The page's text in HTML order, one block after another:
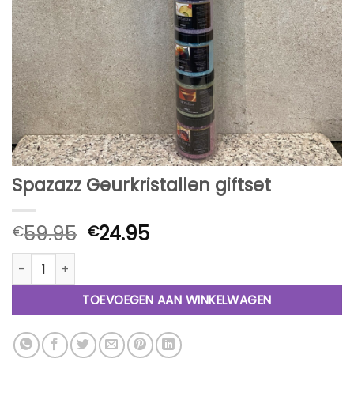
Spazazz Geurkristallen giftset
€59.95 Oorspronkelijke
€59.95.
€24.95Huidige
€24.95.
Spazazz Geurkristallen giftset aantal
TOEVOEGEN AAN WINKELWAGEN